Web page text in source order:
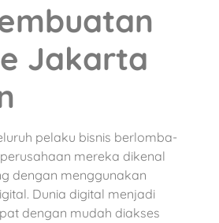
Jakarta
pelaku bisnis berlomba-
mereka dikenal
dengan menggunakan
Dunia digital menjadi
dengan mudah diakses